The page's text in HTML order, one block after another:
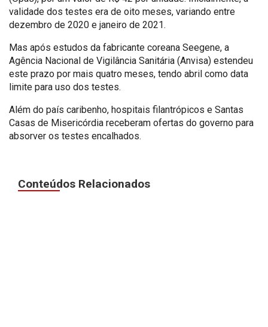
validade dos testes era de oito meses, variando entre
dezembro de 2020 e janeiro de 2021.
Mas após estudos da fabricante coreana Seegene, a
Agência Nacional de Vigilância Sanitária (Anvisa) estendeu
este prazo por mais quatro meses, tendo abril como data
limite para uso dos testes.
Além do país caribenho, hospitais filantrópicos e Santas
Casas de Misericórdia receberam ofertas do governo para
absorver os testes encalhados.
Conteúdos Relacionados